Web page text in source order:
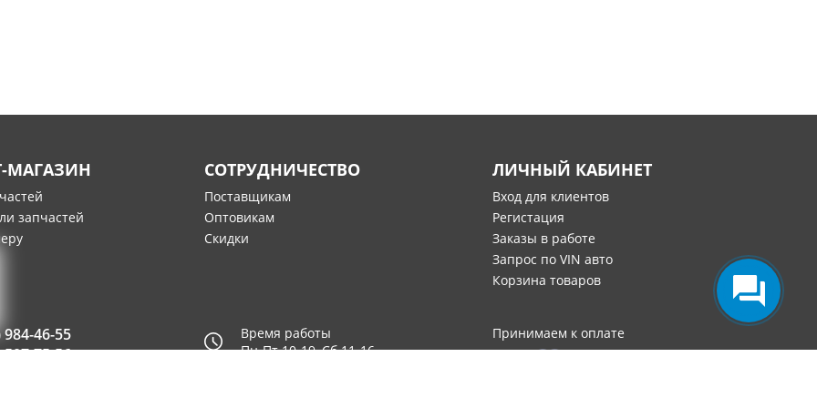
МАГАЗИН
запчастей
СОТРУДНИЧЕСТВО
Поставщикам
Оптовикам
Скидки
ЛИЧНЫЙ КАБИНЕТ
Вход для клиентов
Регистация
Заказы в работе
Запрос по VIN авто
Корзина товаров
984-46-55
507-75-56
Время работы
Пн-Пт 10-19, Сб 11-16
Принимаем к оплате